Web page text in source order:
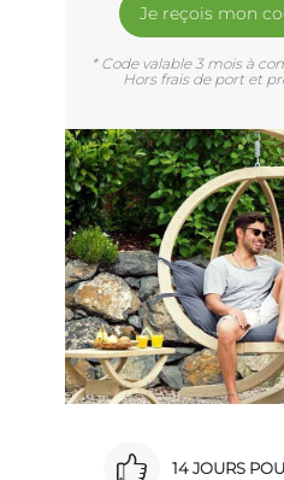
Je reçois mon
* Code valable 3 mois à
Hors frais de port et
14 JOURS